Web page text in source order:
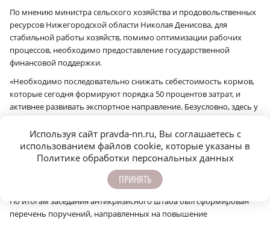
По мнению министра сельского хозяйства и продовольственных
ресурсов Нижегородской области Николая Денисова, для
стабильной работы хозяйств, помимо оптимизации рабочих
процессов, необходимо предоставление государственной
финансовой поддержки.
«Необходимо последовательно снижать себестоимость кормов,
которые сегодня формируют порядка 50 процентов затрат, и
активнее развивать экспортное направление. Безусловно, здесь у
время первоочередной задачей является своевременное
предоставление дополнительных государственных субсидий
сельскохозяйственным организациям, чтобы обеспечить их
стабильность и поддержать производства», — отметил Николай
По итогам заседания антикризисного штаба был сформирован
перечень поручений, направленных на повышение
Используя сайт pravda-nn.ru, Вы соглашаетесь с
использованием файлов cookie, которые указаны в
Политике обработки персональных данных
ПРИНЯТЬ